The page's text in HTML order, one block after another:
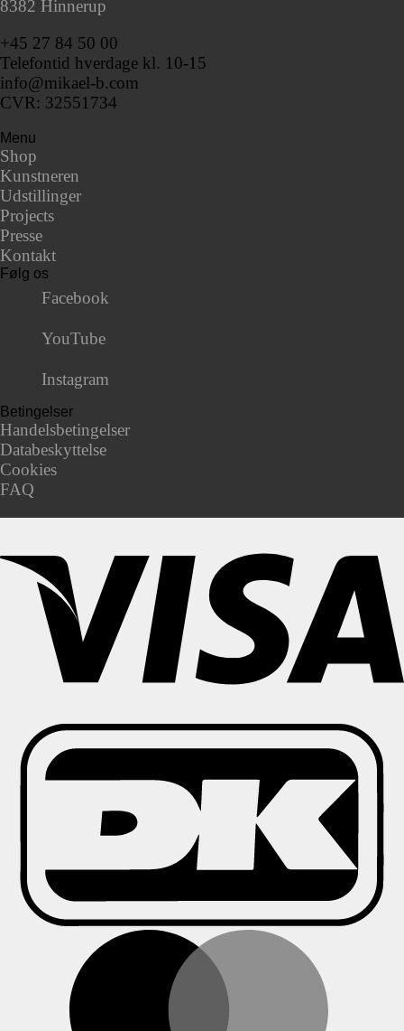
8382 Hinnerup
+45 27 84 50 00
Telefontid hverdage kl. 10-15
info@mikael-b.com
CVR: 32551734
Menu
Shop
Kunstneren
Udstillinger
Projects
Presse
Kontakt
Følg os
Facebook
YouTube
Instagram
Betingelser
Handelsbetingelser
Databeskyttelse
Cookies
FAQ